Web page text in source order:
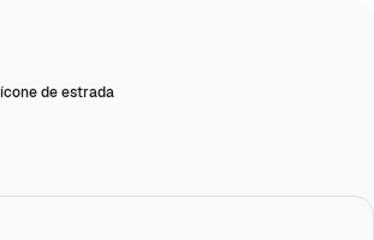
ícone de estrada